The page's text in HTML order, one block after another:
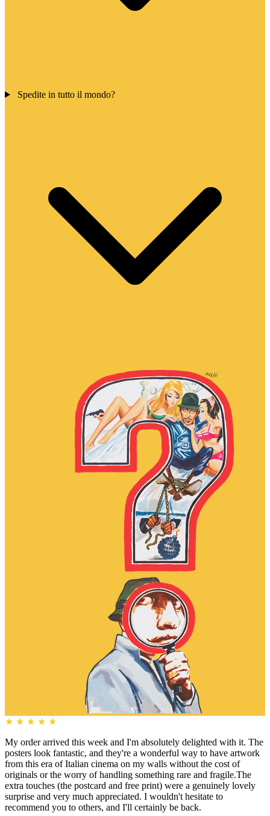
Spedite in tutto il mondo?
★ ★ ★ ★ ★
My order arrived this week and I'm absolutely delighted with it. The
posters look fantastic, and they're a wonderful way to have artwork
from this era of Italian cinema on my walls without the cost of
originals or the worry of handling something rare and fragile.The
extra touches (the postcard and free print) were a genuinely lovely
surprise and very much appreciated. I wouldn't hesitate to
recommend you to others, and I'll certainly be back.